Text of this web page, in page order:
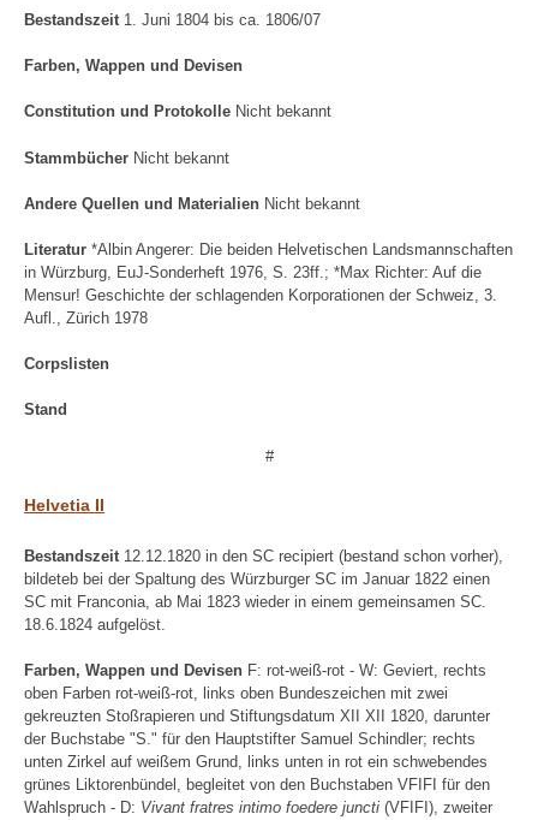
Bestandszeit1. Juni 1804 bis ca. 1806/07
Farben, Wappen und Devisen
Constitution und Protokolle Nicht bekannt
Stammbücher Nicht bekannt
Andere Quellen und Materialien Nicht bekannt
Literatur *Albin Angerer: Die beiden Helvetischen Landsmannschaften
in Würzburg, EuJ-Sonderheft 1976, S. 23ff.; *Max Richter: Auf die
Mensur! Geschichte der schlagenden Korporationen der Schweiz, 3.
Aufl., Zürich 1978
Corpslisten
Stand
#
Helvetia II
Bestandszeit 12.12.1820 in den SC recipiert (bestand schon vorher),
bildeteb bei der Spaltung des Würzburger SC im Januar 1822 einen
SC mit Franconia, ab Mai 1823 wieder in einem gemeinsamen SC.
18.6.1824 aufgelöst.
Farben, Wappen und Devisen F: rot-weiß-rot - W: Geviert, rechts
oben Farben rot-weiß-rot, links oben Bundeszeichen mit zwei
gekreuzten Stoßrapieren und Stiftungsdatum XII XII 1820, darunter
der Buchstabe "S." für den Hauptstifter Samuel Schindler; rechts
unten Zirkel auf weißem Grund, links unten in rot ein schwebendes
grünes Liktorenbündel, begleitet von den Buchstaben VFIFI für den
Wahlspruch - D: Vivant fratres intimo foedere juncti (VFIFI), zweiter